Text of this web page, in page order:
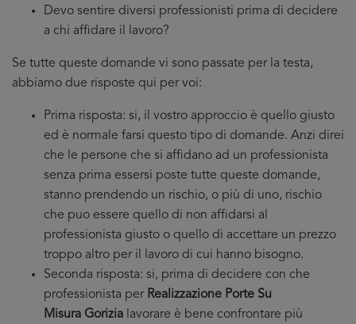
Devo sentire diversi professionisti prima di decidere
a chi affidare il lavoro?
Se tutte queste domande vi sono passate per la testa,
abbiamo due risposte qui per voi:
Prima risposta: si, il vostro approccio è quello giusto
ed è normale farsi questo tipo di domande. Anzi direi
che le persone che si affidano ad un professionista
senza prima essersi poste tutte queste domande,
stanno prendendo un rischio, o più di uno, rischio
che puo essere quello di non affidarsi al
professionista giusto o quello di accettare un prezzo
troppo altro per il lavoro di cui hanno bisogno.
Seconda risposta: si, prima di decidere con che
professionista per Realizzazione Porte Su
Misura Gorizia lavorare è bene confrontare più